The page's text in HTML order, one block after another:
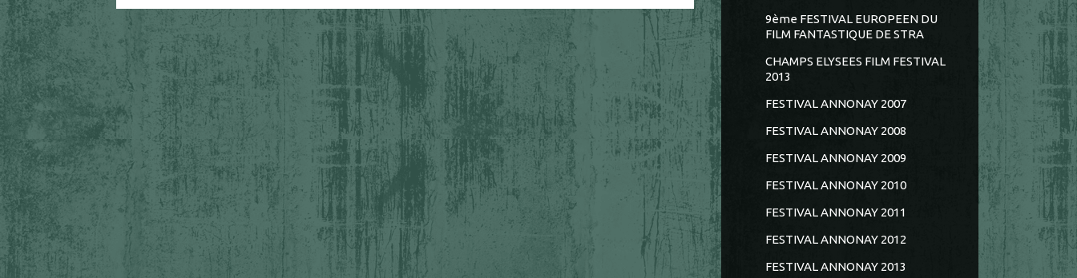
9ème FESTIVAL EUROPEEN DU
FILM FANTASTIQUE DE STRA
CHAMPS ELYSEES FILM FESTIVAL
2013
FESTIVAL ANNONAY 2007
FESTIVAL ANNONAY 2008
FESTIVAL ANNONAY 2009
FESTIVAL ANNONAY 2010
FESTIVAL ANNONAY 2011
FESTIVAL ANNONAY 2012
FESTIVAL ANNONAY 2013